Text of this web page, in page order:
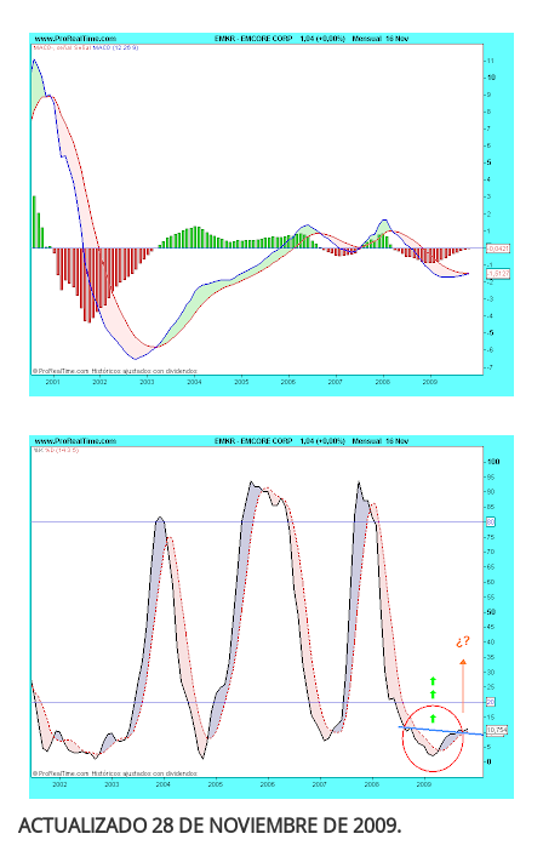
ACTUALIZADO 28 DE NOVIEMBRE DE 2009.